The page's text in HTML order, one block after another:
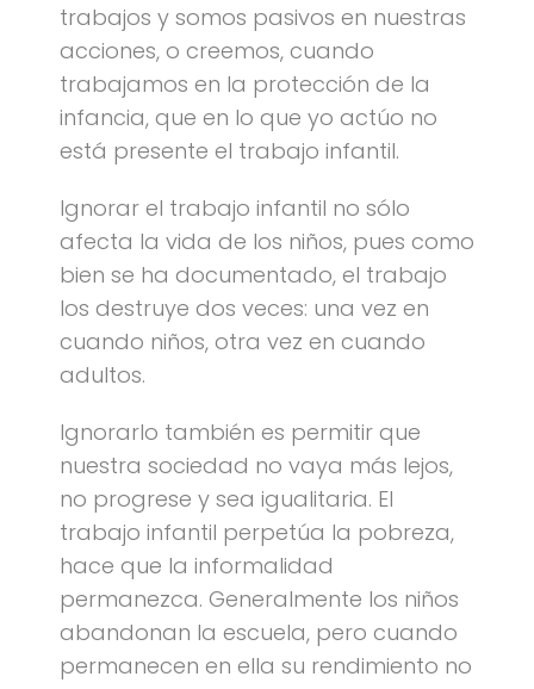
trabajos y somos pasivos en nuestras
acciones, o creemos, cuando
trabajamos en la protección de la
infancia, que en lo que yo actúo no
está presente el trabajo infantil.
Ignorar el trabajo infantil no sólo
afecta la vida de los niños, pues como
bien se ha documentado, el trabajo
los destruye dos veces: una vez en
cuando niños, otra vez en cuando
adultos.
Ignorarlo también es permitir que
nuestra sociedad no vaya más lejos,
no progrese y sea igualitaria. El
trabajo infantil perpetúa la pobreza,
hace que la informalidad
permanezca. Generalmente los niños
abandonan la escuela, pero cuando
permanecen en ella su rendimiento no